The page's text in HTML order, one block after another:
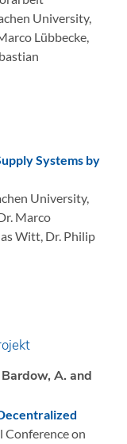
University,
Lübbecke,
Systems by
University,
Marco
Witt, Dr. Philip
A. and
on